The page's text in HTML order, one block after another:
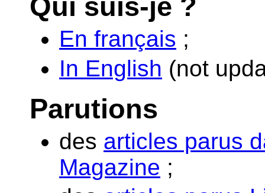
En français ;
In English (not
Parutions
des articles parus
Magazine ;